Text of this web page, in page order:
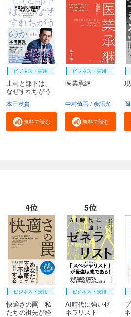
ビジネス・実用
上司と部下は、
なぜすれちがう
本田英貴
無料で読む
ビジネス・実用
医業承継
中村慎吾 余語光
無料で読む
4位
ビジネス・実用
快適さの罠―私
たちの祖先が経
5位
ビジネス・実用
AI時代に強いゼ
ネラリスト――